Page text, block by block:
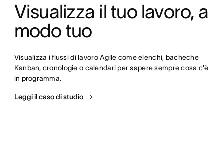
Visualizza il tuo lavoro, a
modo tuo
Visualizza i flussi di lavoro Agile come elenchi, bacheche
Kanban, cronologie o calendari per sapere sempre cosa c'è
in programma.
Leggi il caso di studio